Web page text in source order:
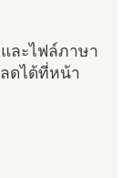
ละไฟล์ภาษา
ดได้ที่หน้า